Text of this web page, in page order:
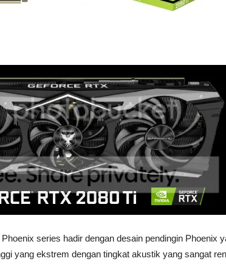
series hadir dengan desain pendingin Phoenix
yang ekstrem dengan tingkat akustik yang sangat